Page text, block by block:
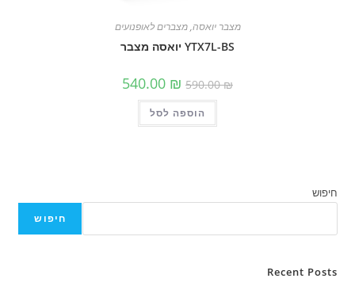
מצבר יואסה,מצברים לאופנועים
YTX7L-BS יואסה מצבר
590.00₪ המחיר
המקורי
היה:
590.00 ₪.
540.00 ₪
הוספה לסל
חיפוש
חיפוש
Recent Posts